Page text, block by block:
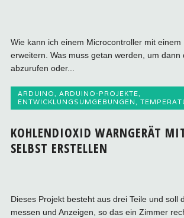
Wie kann ich einem Microcontroller mit einem
erweitern. Was muss getan werden, um dann
abzurufen oder...
ARDUINO,ARDUINO-PROJEKTE,
ENTWICKLUNGSUMGEBUNGEN,
KOHLENDIOXID WARNGERÄT
SELBST ERSTELLEN
Dieses Projekt besteht aus drei Teile und soll
messen und Anzeigen, so das ein Zimmer